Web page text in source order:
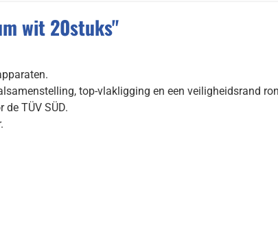
wit 20stuks"
top-vlakligging en een veiligheidsrand
TÜV SÜD.